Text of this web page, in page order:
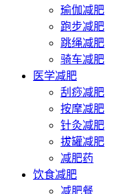
瑜伽减肥
跑步减肥
跳绳减肥
骑车减肥
医学减肥
刮痧减肥
按摩减肥
针灸减肥
拔罐减肥
减肥药
饮食减肥
减肥餐